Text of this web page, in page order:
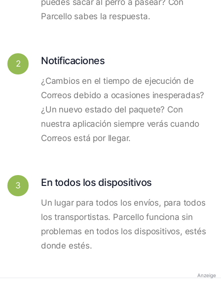
Parcello sabes la respuesta.
2 Notificaciones
¿Cambios en el tiempo de ejecución de
Correos debido a ocasiones inesperadas?
¿Un nuevo estado del paquete? Con
nuestra aplicación siempre verás cuando
Correos está por llegar.
3 En todos los dispositivos
Un lugar para todos los envíos, para todos
los transportistas. Parcello funciona sin
problemas en todos los dispositivos, estés
donde estés.
Anzeige